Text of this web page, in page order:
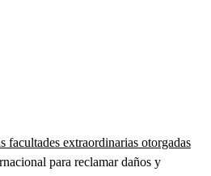
facultades extraordinarias otorgadas
para reclamar daños y